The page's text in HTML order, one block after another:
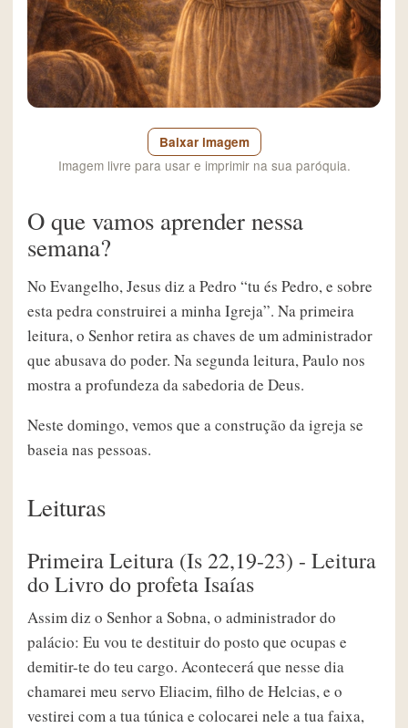
Baixar imagem
Imagem livre para usar e imprimir na sua paróquia.
O que vamos aprender nessa
semana?
No Evangelho, Jesus diz a Pedro “tu és Pedro, e sobre
esta pedra construirei a minha Igreja”. Na primeira
leitura, o Senhor retira as chaves de um administrador
que abusava do poder. Na segunda leitura, Paulo nos
mostra a profundeza da sabedoria de Deus.
Neste domingo, vemos que a construção da igreja se
baseia nas pessoas.
Leituras
Primeira Leitura (Is 22,19-23) - Leitura
do Livro do profeta Isaías
Assim diz o Senhor a Sobna, o administrador do
palácio: Eu vou te destituir do posto que ocupas e
demitir-te do teu cargo. Acontecerá que nesse dia
chamarei meu servo Eliacim, filho de Helcias, e o
vestirei com a tua túnica e colocarei nele a tua faixa,